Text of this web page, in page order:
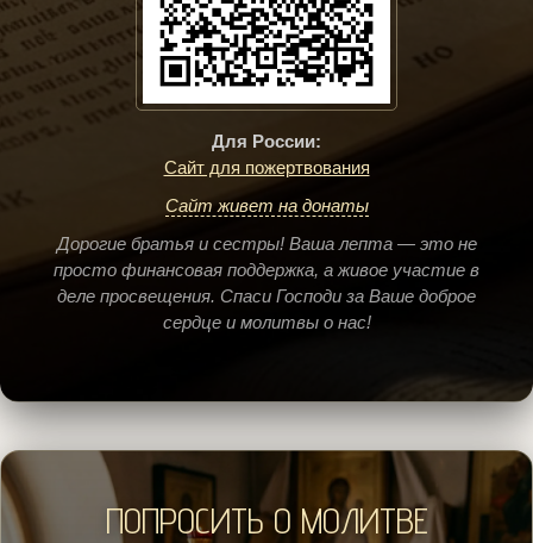
Для России:
Сайт для пожертвования
Сайт живет на донаты
Дорогие братья и сестры! Ваша лепта — это не
просто финансовая поддержка, а живое участие в
деле просвещения. Спаси Господи за Ваше доброе
сердце и молитвы о нас!
ПОПРОСИТЬ О МОЛИТВЕ